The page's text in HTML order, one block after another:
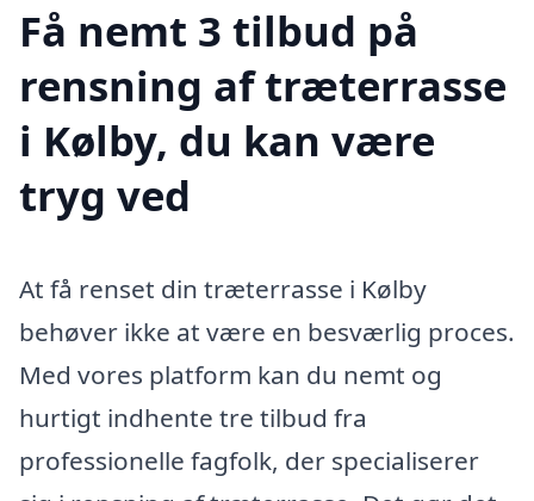
Få nemt 3 tilbud på
rensning af træterrasse
i Kølby, du kan være
tryg ved
At få renset din træterrasse i Kølby
behøver ikke at være en besværlig proces.
Med vores platform kan du nemt og
hurtigt indhente tre tilbud fra
professionelle fagfolk, der specialiserer